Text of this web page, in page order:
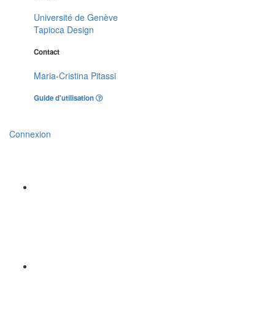
Université de Genève
Tapioca Design
Contact
Maria-Cristina Pitassi
Guide d'utilisation
Connexion